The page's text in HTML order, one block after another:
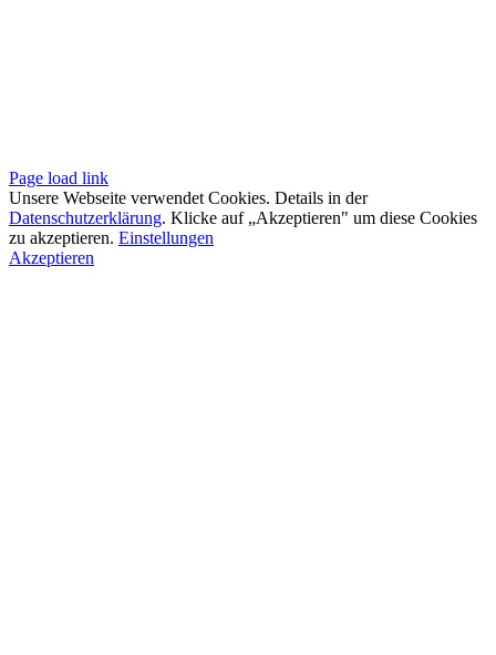
Page load link
Unsere Webseite verwendet Cookies. Details in der
Datenschutzerklärung. Klicke auf „Akzeptieren" um diese Cookies
zu akzeptieren. Einstellungen
Akzeptieren